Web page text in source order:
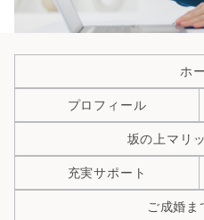
ホ
プロフィール
坂の上マリ
充実サポート
ご成婚ま